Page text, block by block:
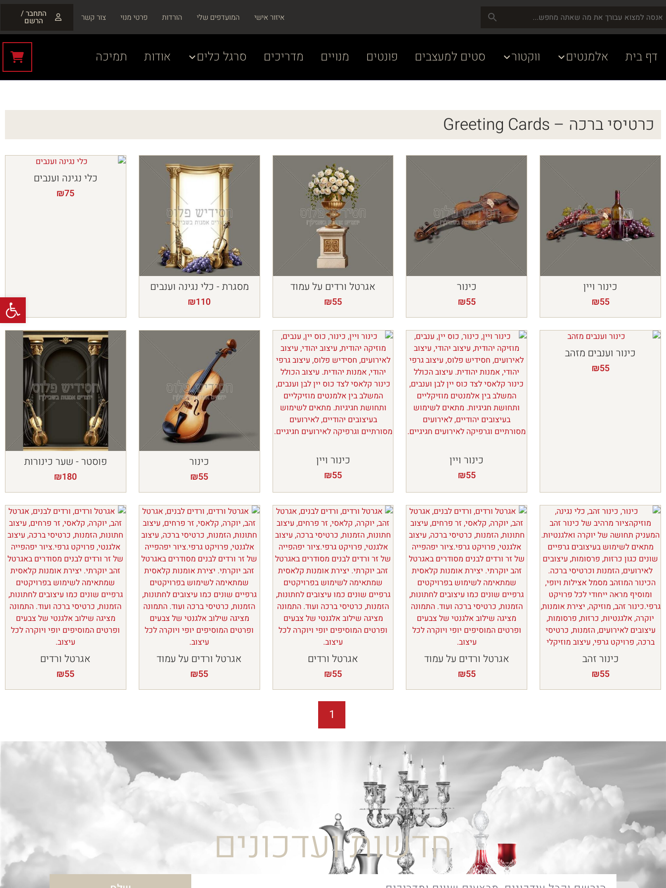
איזור אישי המועדפים שלי הורדות פרטי מנוי צור קשר התחבר /
הרשם
דף בית אלמנטים ווקטור סטים למעצבים פונטים מנויים מדריכים סרגל כלים אודות תמיכה
כרטיסי ברכה – Greeting Cards
כינור ויין
₪55
כינור
₪55
אגרטל ורדים על עמוד
₪55
מסגרת - כלי נגינה וענבים
₪110
כלי נגינה וענבים
₪75
כינור וענבים מזהב
₪55
כינור ויין
₪55
כינור ויין
₪55
כינור
₪55
פוסטר - שער כינורות
₪180
כינור זהב
₪55
אגרטל ורדים על עמוד
₪55
אגרטל ורדים
₪55
אגרטל ורדים על עמוד
₪55
אגרטל ורדים
₪55
1
חדשות ועדכונים